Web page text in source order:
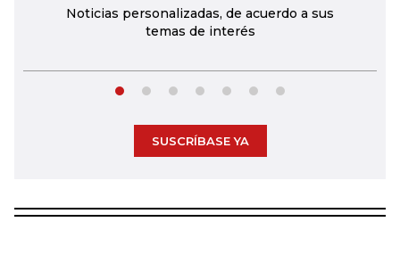
Noticias personalizadas, de acuerdo a sus
temas de interés
SUSCRÍBASE YA